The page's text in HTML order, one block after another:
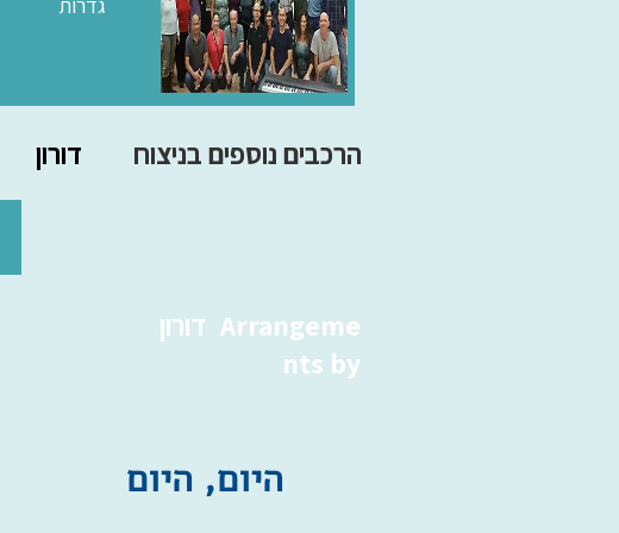
דורון הרכבים נוספים בניצוח
דורון Arrangeme
nts by
היום, היום